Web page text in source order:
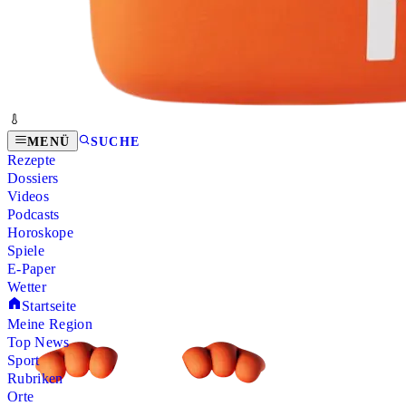
MENÜ SUCHE
Rezepte
Dossiers
Videos
Podcasts
Horoskope
Spiele
E-Paper
Wetter
Startseite
Meine Region
Top News
Sport
Rubriken
Orte